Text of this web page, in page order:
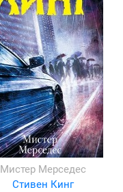
Мистер Мерседес
Стивен Кинг